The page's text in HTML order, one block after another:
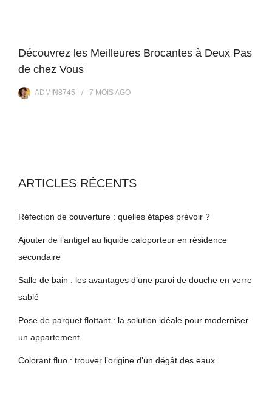
Découvrez les Meilleures Brocantes à Deux Pas
de chez Vous
ADMIN8745 7 MOISAGO
ARTICLES RÉCENTS
Réfection de couverture : quelles étapes prévoir ?
Ajouter de l’antigel au liquide caloporteur en résidence
secondaire
Salle de bain : les avantages d’une paroi de douche en verre
sablé
Pose de parquet flottant : la solution idéale pour moderniser
un appartement
Colorant fluo : trouver l’origine d’un dégât des eaux